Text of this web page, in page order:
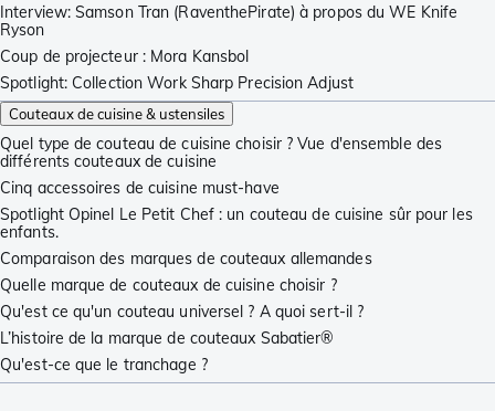
Interview: Samson Tran (RaventhePirate) à propos du WE Knife
Ryson
Coup de projecteur : Mora Kansbol
Spotlight: Collection Work Sharp Precision Adjust
Couteaux de cuisine & ustensiles
Quel type de couteau de cuisine choisir ? Vue d'ensemble des
différents couteaux de cuisine
Cinq accessoires de cuisine must-have
Spotlight Opinel Le Petit Chef : un couteau de cuisine sûr pour les
enfants.
Comparaison des marques de couteaux allemandes
Quelle marque de couteaux de cuisine choisir ?
Qu'est ce qu'un couteau universel ? A quoi sert-il ?
L’histoire de la marque de couteaux Sabatier®
Qu'est-ce que le tranchage ?